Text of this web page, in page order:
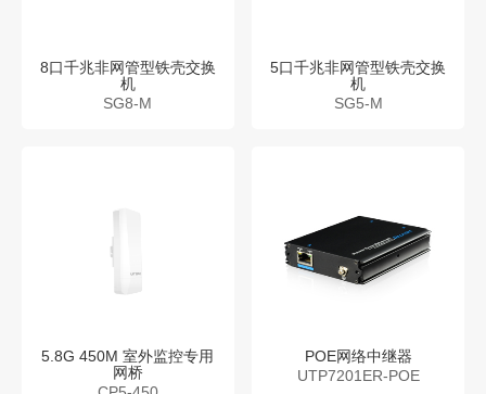
8口千兆非网管型铁壳交换
机
SG8-M
5口千兆非网管型铁壳交换
机
SG5-M
5.8G 450M 室外监控专用
网桥
POE网络中继器
UTP7201ER-POE